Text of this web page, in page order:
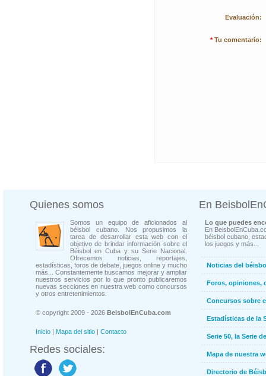
Evaluación:
* Tu comentario:
Quienes somos
Somos un equipo de aficionados al
béisbol cubano. Nos propusimos la
tarea de desarrollar esta web con el
objetivo de brindar información sobre el
Béisbol en Cuba y su Serie Nacional.
Ofrecemos noticias, reportajes,
estadísticas, foros de debate, juegos online y mucho
más... Constantemente buscamos mejorar y ampliar
nuestros servicios por lo que pronto publicaremos
nuevas secciones en nuestra web como concursos
y otros entretenimientos.
© copyright 2009 - 2026 BeisbolEnCuba.com
Inicio | Mapa del sitio | Contacto
Redes sociales:
En
Lo que puedes
En
béisbol cubano,
los juegos y más...
Noticias del
Foros, opiniones,
Concursos sobre
Estadísticas de la
Serie 50, la Serie
Mapa de nuestra
Directorio de